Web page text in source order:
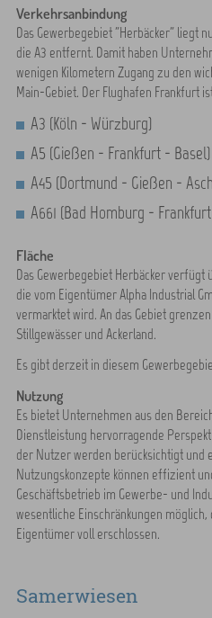
Verkehrsanbindung
Das Gewerbegebiet "Herbäcker" liegt
die A3 entfernt. Damit haben
wenigen Kilometern Zugang zu den
Main-Gebiet. Der Flughafen Frankfurt
A3 (Köln - Würzburg)
A5 (Gießen - Frankfurt - Basel)
A45 (Dortmund - Gießen -
A661 (Bad Homburg -
Fläche
Das Gewerbegebiet Herbäcker verfügt
die vom Eigentümer Alpha Industrial
vermarktet wird. An das Gebiet
Stillgewässer und Ackerland.
Es gibt derzeit in diesem
Nutzung
Es bietet Unternehmen aus den
Dienstleistung hervorragende
der Nutzer werden berücksichtigt und
Nutzungskonzepte können effizient
Geschäftsbetrieb im Gewerbe- und
wesentliche Einschränkungen
Eigentümer voll erschlossen.
Samerwiesen